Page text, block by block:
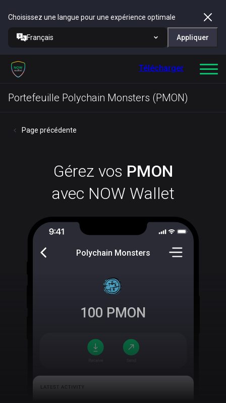
Choisissez une langue pour une expérience optimale
Français Appliquer
Télécharger
Portefeuille Polychain Monsters (PMON)
Page précédente
Gérez vos PMON
avec NOW Wallet
Polychain Monsters
100 PMON